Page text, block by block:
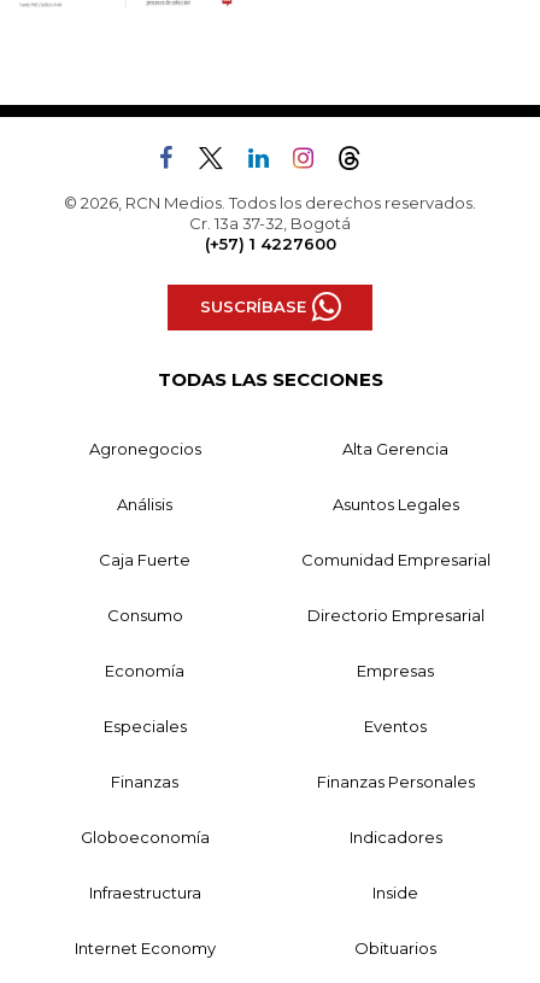
© 2026, RCN Medios. Todos los derechos reservados.
Cr. 13a 37-32, Bogotá
(+57) 1 4227600
SUSCRÍBASE
TODAS LAS SECCIONES
Agronegocios Alta Gerencia
Análisis Asuntos Legales
Caja Fuerte Comunidad Empresarial
Consumo Directorio Empresarial
Economía Empresas
Especiales Eventos
Finanzas Finanzas Personales
Globoeconomía Indicadores
Infraestructura Inside
Internet Economy Obituarios